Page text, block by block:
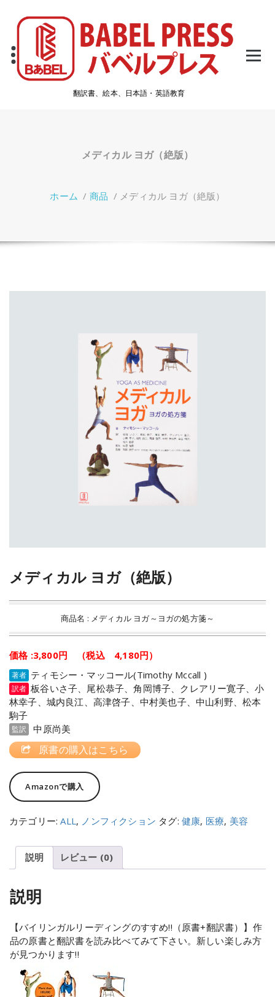
翻訳書、絵本、日本語・英語教育
メディカル ヨガ（絶版）
ホーム / 商品 / メディカル ヨガ（絶版）
メディカル ヨガ（絶版）
商品名 : メディカル ヨガ～ヨガの処方箋～
価格 :3,800円 （税込 4,180円）
著者 ティモシー・マッコール(Timothy Mccall )
訳者 板谷いさ子、尾松恭子、角岡博子、クレアリー寛子、小
林幸子、城内良江、高津啓子、中村美也子、中山利野、松本
駒子
監訳 中原尚美
原書の購入はこちら
Amazonで購入
カテゴリー:ALL , ノンフィクション タグ:健康, 医療, 美容
説明 レビュー (0)
説明
【バイリンガルリーディングのすすめ!!（原書+翻訳書）】作
品の原書と翻訳書を読み比べてみて下さい。新しい楽しみ方
が見つかります!!